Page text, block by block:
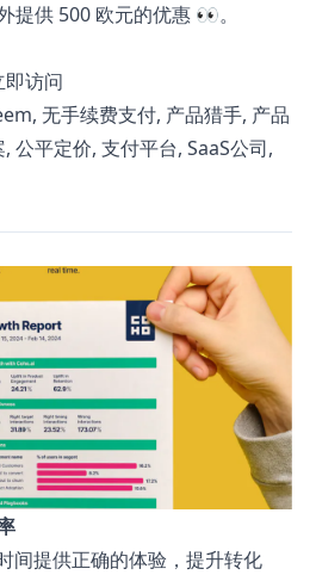
提供 500 欧元的优惠 👀。
即访问
无手续费支付, 产品猎手, 产品
公平定价, 支付平台, SaaS公司,
间提供正确的体验，提升转化